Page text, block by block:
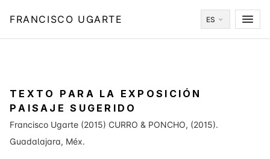
FRANCISCO UGARTE ES
TEXTO PARA LA EXPOSICIÓN
PAISAJE SUGERIDO
Francisco Ugarte (2015) CURRO & PONCHO, (2015).
Guadalajara, Méx.